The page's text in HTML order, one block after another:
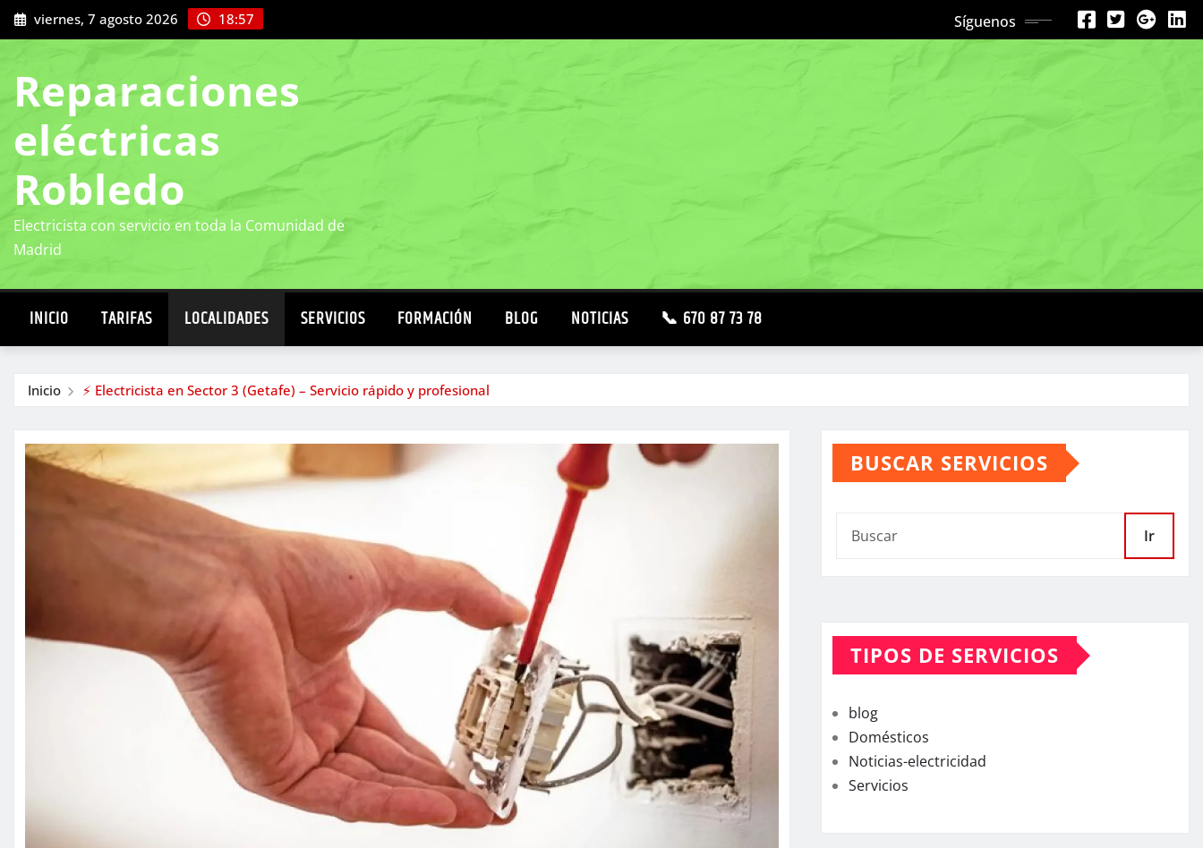
Saltar
al
viernes, 7 agosto 2026 18:57 Síguenos
Reparaciones
eléctricas
Robledo
Electricista con servicio en toda la Comunidad de
Madrid
INICIO TARIFAS LOCALIDADES SERVICIOS FORMACIÓN BLOG NOTICIAS 📞 670 87 73 78
Inicio ⚡ Electricista en Sector 3 (Getafe) – Servicio rápido y profesional
BUSCAR SERVICIOS
Ir
TIPOS DE SERVICIOS
blog
Domésticos
Noticias-electricidad
Servicios